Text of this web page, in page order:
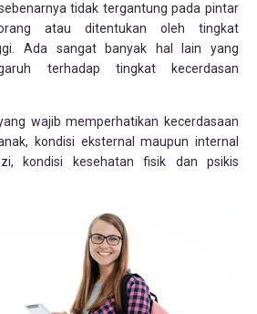
tidak tergantung pada pintar
atau ditentukan oleh tingkat
Ada sangat banyak hal lain yang
terhadap tingkat kecerdasan
wajib memperhatikan kecerdasaan
kondisi eksternal maupun internal
kondisi kesehatan fisik dan psikis